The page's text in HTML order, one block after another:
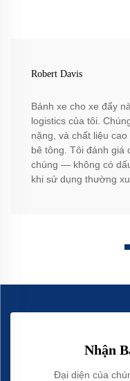
Robert Davis
Bánh xe cho xe đẩy
logistics của tôi.
nặng, và chất liệu
bê tông. Tôi đánh giá
chúng — không có
khi sử dụng thường
Nhận
Đại diện của